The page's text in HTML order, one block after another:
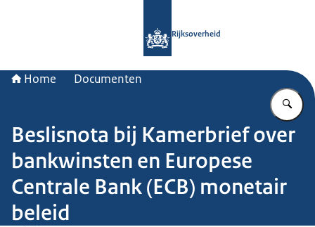
Rijksoverheid
Home Documenten
Beslisnota bij Kamerbrief over
bankwinsten en Europese
Centrale Bank (ECB) monetair
beleid